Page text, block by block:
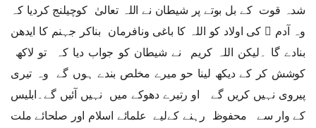
شدہ قوت کے بل بوتے پر شیطان نے اللہ تعالیٰ کوچیلنج کردیا کہ
وہ آدم ﷤ کی اولاد کو اللہ کا باغی ونافرمان بناکر جہنم کا ایدھن
بنادے گا ۔لیکن اللہ کریم نے شیطان کو جواب دیا کہ تو لاکھ
کوشش کر کے دیکھ لینا حو میرے مخلص بندے ہوں گے وہ تیری
پیروی نہیں کریں گے او رتیرے دھوکے میں نہیں آئیں گے۔ابلیس
کے وار سے محفوظ رہنے کےلیے علمائے اسلام اور صلحائے ملت